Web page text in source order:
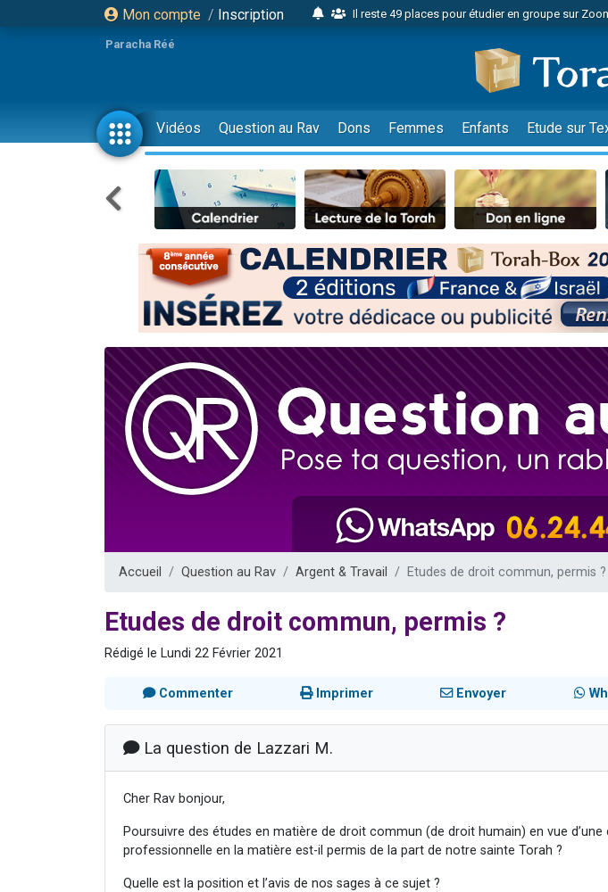
Mon compte / Inscription
Il reste 49 places pour étudier en groupe sur
2 personnes viennent de nous rejoindre sur
6 personnes viennent de nous rejoindre sur WhatsApp
4 personnes viennent de faire un don pour
2 personnes viennent de faire un don pour 1
17 personnes viennent de demander une bénédiction
4 personnes viennent de nous rejoindre sur WhatsApp
Il reste 49 places pour étudier en groupe sur
Eva vient de donner son Maasser
4 personnes viennent de nous rejoindre sur
3 personnes viennent de nous rejoindre sur
Odaya vient de donner son Maasser
3 personnes viennent de faire un don pour 5
2 personnes viennent de nous rejoindre sur
13 personnes viennent de demander une bénédiction
Il reste 49 places pour étudier en groupe sur
12 nouvelles musiques dans Torah-Box Music
29 personnes viennent de demander une bénédiction
Paracha Réé
Vidéos Question au Rav Dons Femmes Enfants Etude sur
Accueil Question au Rav Argent & Travail Etudes de droit commun, permis ?
Etudes de droit commun, permis ?
Rédigé le Lundi 22 Février 2021
Commenter Imprimer Envoyer
La question de Lazzari M.
Cher Rav bonjour,
Poursuivre des études en matière de droit commun (de droit humain) en vue d’une
professionnelle en la matière est-il permis de la part de notre sainte Torah ?
Quelle est la position et l’avis de nos sages à ce sujet ?